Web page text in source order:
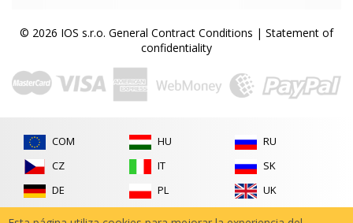
© 2026 IOS s.r.o. General Contract Conditions | Statement of
confidentiality
COM
CZ
DE
HU
IT
PL
RU
SK
UK